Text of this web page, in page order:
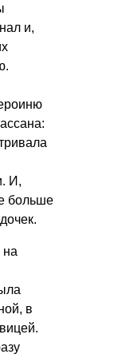
и,
И,
больше
в